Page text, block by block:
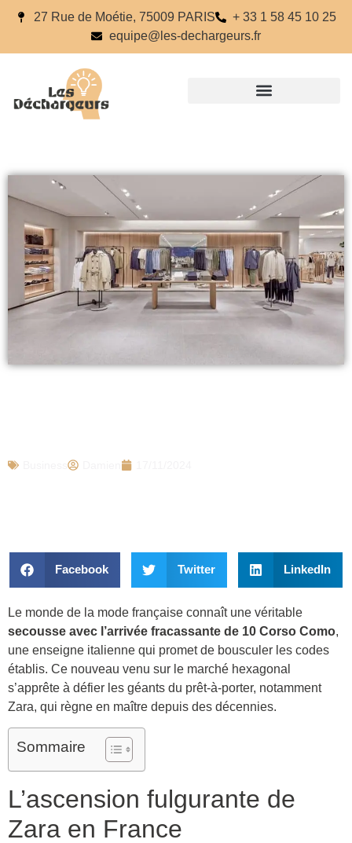
27 Rue de Moétie, 75009 PARIS
+ 33 1 58 45 10 25
equipe@les-dechargeurs.fr
Facebook Twitter LinkedIn
Le monde de la mode française connaît une véritable
secousse avec l’arrivée fracassante de 10 Corso Como,
une enseigne italienne qui promet de bousculer les codes
établis. Ce nouveau venu sur le marché hexagonal
s’apprête à défier les géants du prêt-à-porter, notamment
Zara, qui règne en maître depuis des décennies.
Sommaire
L’ascension fulgurante de
Zara en France